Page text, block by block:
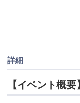
詳細
【イベント概要】